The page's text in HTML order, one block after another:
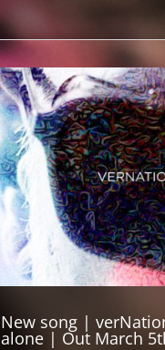
New song |
alone | Out March